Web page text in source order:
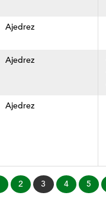
Ajedrez
Ajedrez
Ajedrez
2
Página
actual:
3 4 5